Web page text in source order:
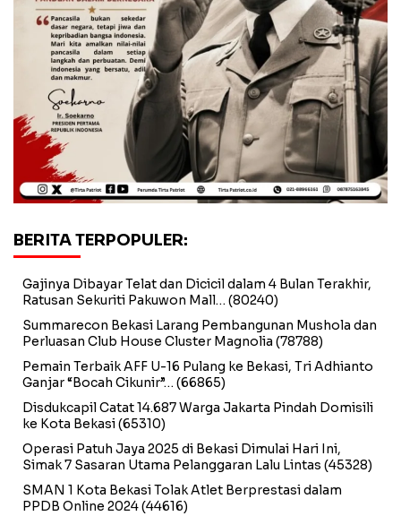
BERITA TERPOPULER:
Gajinya Dibayar Telat dan Dicicil dalam 4 Bulan Terakhir,
Ratusan Sekuriti Pakuwon Mall… (80240)
Summarecon Bekasi Larang Pembangunan Mushola dan
Perluasan Club House Cluster Magnolia (78788)
Pemain Terbaik AFF U-16 Pulang ke Bekasi, Tri Adhianto
Ganjar “Bocah Cikunir”… (66865)
Disdukcapil Catat 14.687 Warga Jakarta Pindah Domisili
ke Kota Bekasi(65310)
Operasi Patuh Jaya 2025 di Bekasi Dimulai Hari Ini,
Simak 7 Sasaran Utama Pelanggaran Lalu Lintas (45328)
SMAN 1 Kota Bekasi Tolak Atlet Berprestasi dalam
PPDB Online 2024(44616)